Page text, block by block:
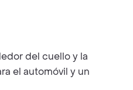
del cuello y la
el automóvil y un